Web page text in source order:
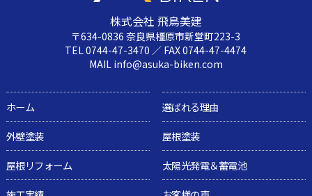
株式会社 飛鳥美建
〒634-0836 奈良県橿原市新堂町223-3
TEL 0744-47-3470 ／ FAX 0744-47-4474
MAIL info@asuka-biken.com
ホーム
選ばれる理由
外壁塗装
屋根塗装
屋根リフォーム
太陽光発電＆蓄電池